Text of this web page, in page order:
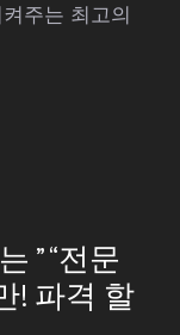
주는 최고의
” “전문
! 파격 할